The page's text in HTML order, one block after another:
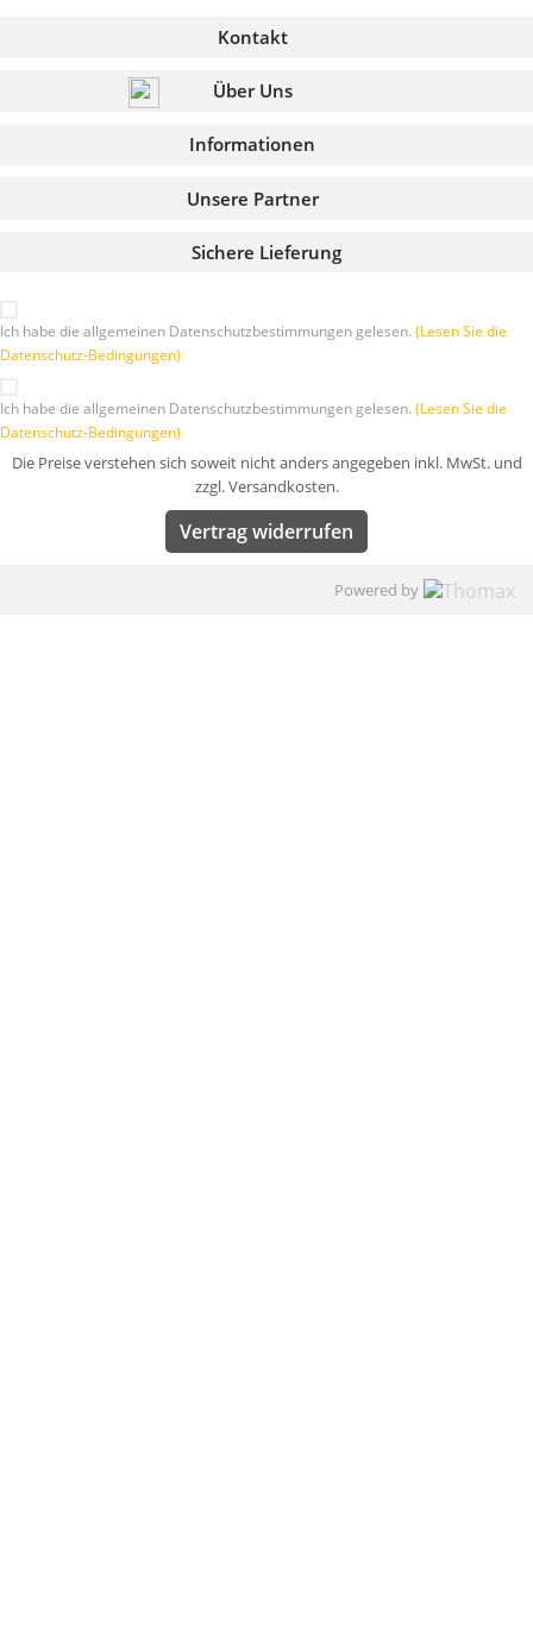
Kontakt
Über Uns
Informationen
Sichere Lieferung
Unsere Partner
Ich habe die allgemeinen Datenschutzbestimmungen gelesen. (Lesen Sie die
Datenschutz-Bedingungen)
Ich habe die allgemeinen Datenschutzbestimmungen gelesen. (Lesen Sie die
Datenschutz-Bedingungen)
Die Preise verstehen sich soweit nicht anders angegeben inkl. MwSt. und
zzgl. Versandkosten.
Vertrag widerrufen
Powered by